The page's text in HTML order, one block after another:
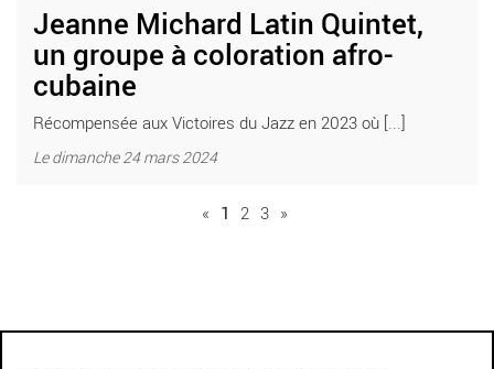
Jeanne Michard Latin Quintet,
un groupe à coloration afro-
cubaine
Récompensée aux Victoires du Jazz en 2023 où [...]
Le dimanche 24 mars 2024
« 1 2 3 »